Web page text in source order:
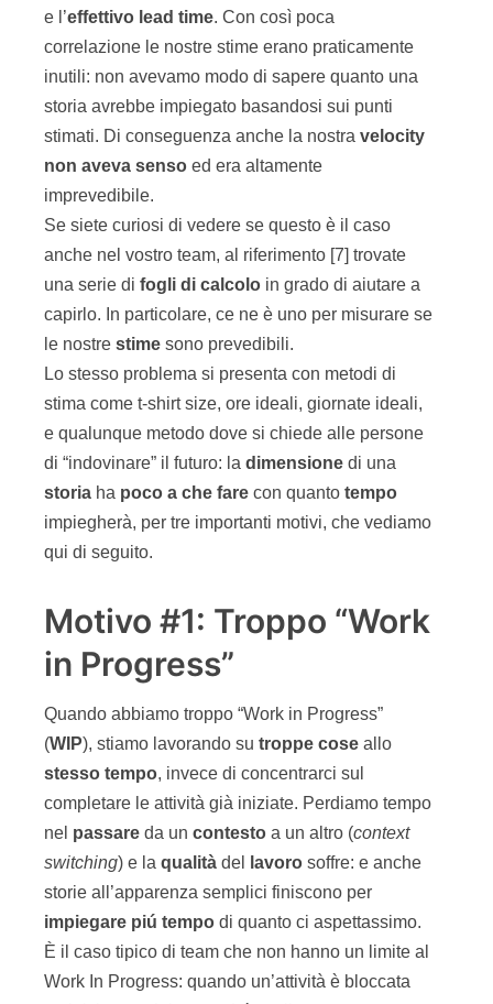
e l’effettivo lead time. Con così poca
correlazione le nostre stime erano praticamente
inutili: non avevamo modo di sapere quanto una
storia avrebbe impiegato basandosi sui punti
stimati. Di conseguenza anche la nostra velocity
non aveva senso ed era altamente
imprevedibile.
Se siete curiosi di vedere se questo è il caso
anche nel vostro team, al riferimento [7] trovate
una serie di fogli di calcolo in grado di aiutare a
capirlo. In particolare, ce ne è uno per misurare se
le nostre stime sono prevedibili.
Lo stesso problema si presenta con metodi di
stima come t-shirt size, ore ideali, giornate ideali,
e qualunque metodo dove si chiede alle persone
di “indovinare” il futuro: la dimensione di una
storia ha poco a che fare con quanto tempo
impiegherà, per tre importanti motivi, che vediamo
qui di seguito.
Motivo #1: Troppo “Work
in Progress”
Quando abbiamo troppo “Work in Progress”
(WIP), stiamo lavorando su troppe cose allo
stesso tempo, invece di concentrarci sul
completare le attività già iniziate. Perdiamo tempo
nel passare da un contesto a un altro (context
switching) e la qualità del lavoro soffre: e anche
storie all’apparenza semplici finiscono per
impiegare piú tempo di quanto ci aspettassimo.
È il caso tipico di team che non hanno un limite al
Work In Progress: quando un’attività è bloccata